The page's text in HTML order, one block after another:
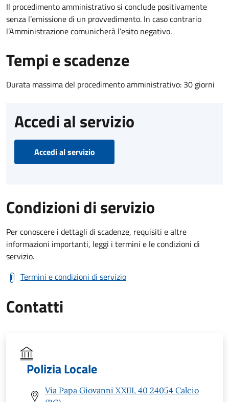
Il procedimento amministrativo si conclude positivamente
senza l’emissione di un provvedimento. In caso contrario
l’Amministrazione comunicherà l’esito negativo.
Tempi e scadenze
Durata massima del procedimento amministrativo: 30 giorni
Accedi al servizio
Accedi al servizio
Condizioni di servizio
Per conoscere i dettagli di scadenze, requisiti e altre
informazioni importanti, leggi i termini e le condizioni di
servizio.
Termini e condizioni di servizio
Contatti
Polizia Locale
Via Papa Giovanni XXIII, 40 24054 Calcio